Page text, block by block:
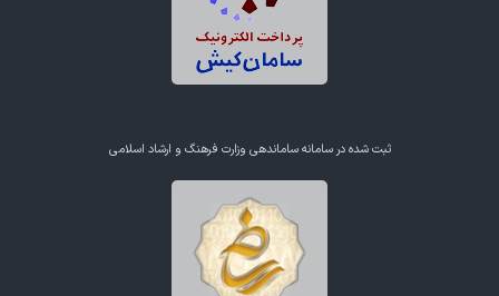
ثبت شده در سامانه ساماندهی وزارت فرهنگ و ارشاد اسلامی